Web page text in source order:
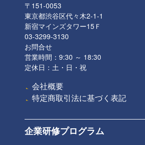
〒151-0053
東京都渋谷区代々木2-1-1
新宿マインズタワー15Ｆ
03-3299-3130
お問合せ
営業時間：9:30 ～ 18:30
定休日：土・日・祝
会社概要
特定商取引法に基づく表記
企業研修プログラム